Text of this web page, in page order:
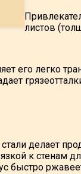
листов
его легко
стали делает
к стенам
быстро